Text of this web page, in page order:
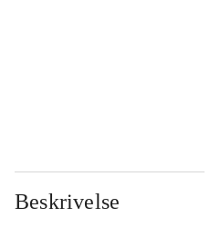
Beskrivelse